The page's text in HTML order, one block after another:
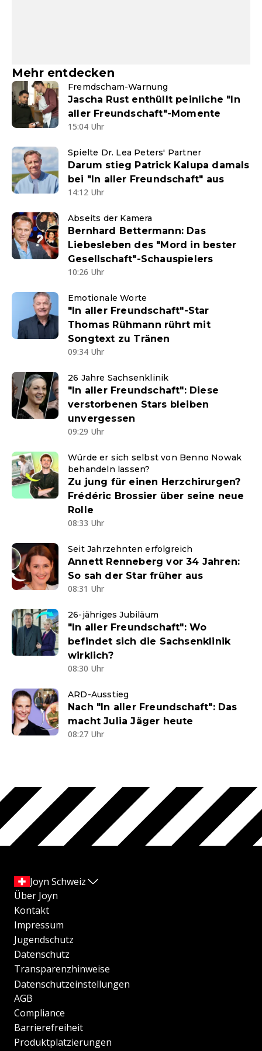
Mehr entdecken
Fremdscham-Warnung
Jascha Rust enthüllt peinliche "In
aller Freundschaft"-Momente
15:04 Uhr
Spielte Dr. Lea Peters' Partner
Darum stieg Patrick Kalupa damals
bei "In aller Freundschaft" aus
14:12 Uhr
Abseits der Kamera
Bernhard Bettermann: Das
Liebesleben des "Mord in bester
Gesellschaft"-Schauspielers
10:26 Uhr
Emotionale Worte
"In aller Freundschaft"-Star
Thomas Rühmann rührt mit
Songtext zu Tränen
09:34 Uhr
26 Jahre Sachsenklinik
"In aller Freundschaft": Diese
verstorbenen Stars bleiben
unvergessen
09:29 Uhr
Würde er sich selbst von Benno Nowak
behandeln lassen?
Zu jung für einen Herzchirurgen?
Frédéric Brossier über seine neue
Rolle
08:33 Uhr
Seit Jahrzehnten erfolgreich
Annett Renneberg vor 34 Jahren:
So sah der Star früher aus
08:31 Uhr
26-jähriges Jubiläum
"In aller Freundschaft": Wo
befindet sich die Sachsenklinik
wirklich?
08:30 Uhr
ARD-Ausstieg
Nach "In aller Freundschaft": Das
macht Julia Jäger heute
08:27 Uhr
Joyn Schweiz
Über Joyn
Kontakt
Impressum
Jugendschutz
Datenschutz
Transparenzhinweise
Datenschutzeinstellungen
AGB
Compliance
Barrierefreiheit
Produktplatzierungen